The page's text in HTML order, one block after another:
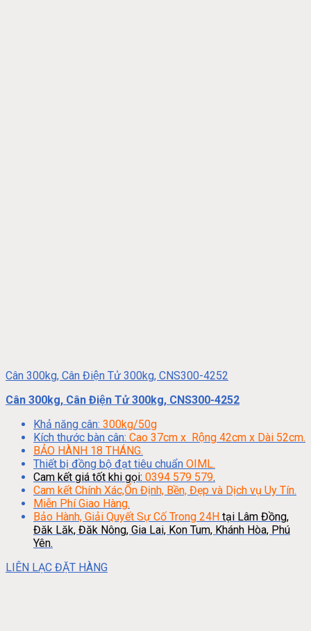
Cân 300kg, Cân Điện Tử 300kg, CNS300-4252
Cân 300kg, Cân Điện Tử 300kg, CNS300-4252
Khả năng cân: 300kg/50g
Kích thước bàn cân: Cao 37cm x Rộng 42cm x Dài 52cm.
BẢO HÀNH 18 THÁNG.
Thiết bị đồng bộ đạt tiêu chuẩn OIML.
Cam kết giá tốt khi gọi: 0394 579 579.
Cam kết Chính Xác,Ổn Định, Bền, Đẹp và Dịch vụ Uy Tín.
Miễn Phí Giao Hàng.
Bảo Hành, Giải Quyết Sự Cố Trong 24H tại Lâm Đồng,
Đăk Lăk, Đăk Nông, Gia Lai, Kon Tum, Khánh Hòa, Phú
Yên.
LIÊN LẠC ĐẶT HÀNG